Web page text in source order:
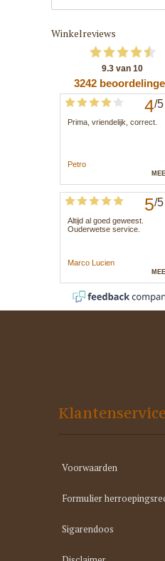
Winkelreviews
Klantenservice
Voorwaarden
Formulier
Sigarendoos